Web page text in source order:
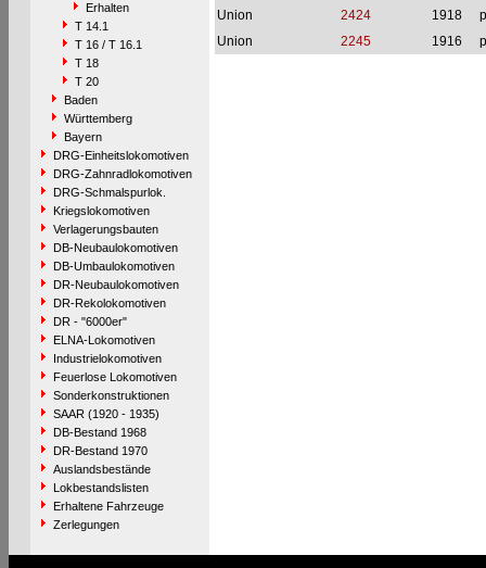
Erhalten
T 14.1
T 16 / T 16.1
T 18
T 20
Baden
Württemberg
Bayern
DRG-Einheitslokomotiven
DRG-Zahnradlokomotiven
DRG-Schmalspurlok.
Kriegslokomotiven
Verlagerungsbauten
DB-Neubaulokomotiven
DB-Umbaulokomotiven
DR-Neubaulokomotiven
DR-Rekolokomotiven
DR - "6000er"
ELNA-Lokomotiven
Industrielokomotiven
Feuerlose Lokomotiven
Sonderkonstruktionen
SAAR (1920 - 1935)
DB-Bestand 1968
DR-Bestand 1970
Auslandsbestände
Lokbestandslisten
Erhaltene Fahrzeuge
Zerlegungen
Union
2424 1918
Union
2245 1916